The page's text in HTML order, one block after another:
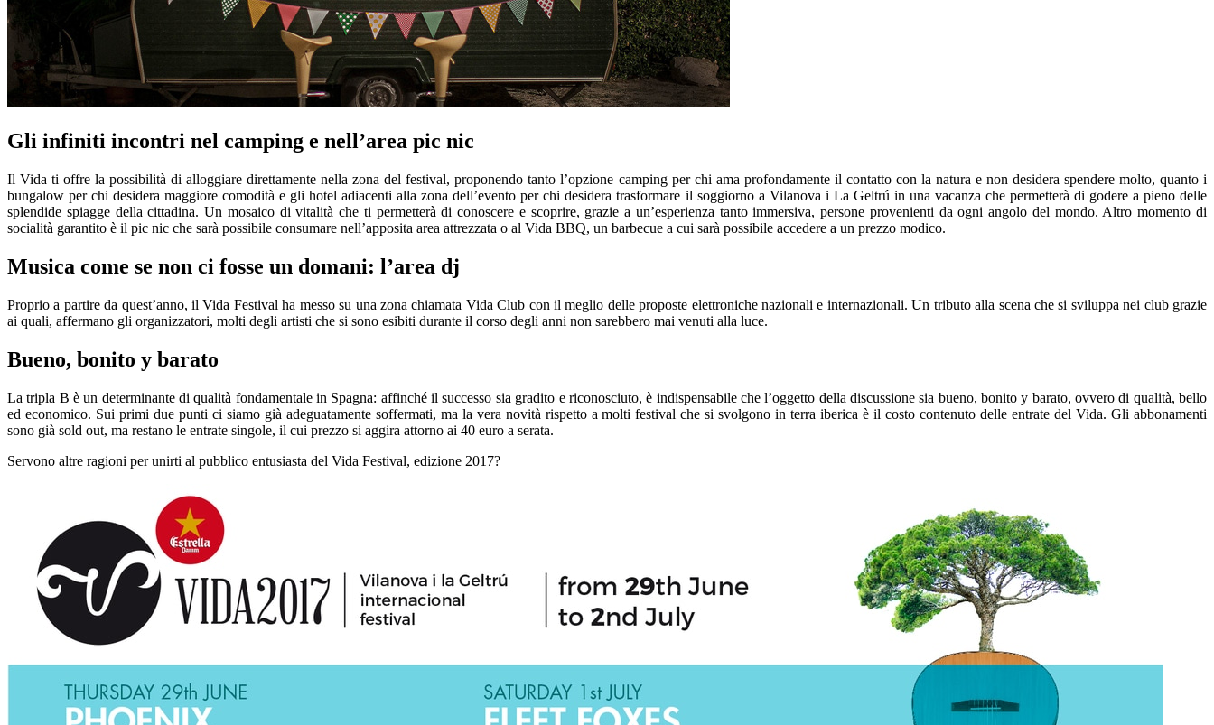
Gli infiniti incontri nel camping e nell’area pic nic
Il Vida ti offre la possibilità di alloggiare direttamente nella zona del festival, proponendo tanto l’opzione camping per chi ama profondamente il contatto con la natura e non desidera spendere molto, quanto i
bungalow per chi desidera maggiore comodità e gli hotel adiacenti alla zona dell’evento per chi desidera trasformare il soggiorno a Vilanova i La Geltrú in una vacanza che permetterà di godere a pieno delle
splendide spiagge della cittadina. Un mosaico di vitalità che ti permetterà di conoscere e scoprire, grazie a un’esperienza tanto immersiva, persone provenienti da ogni angolo del mondo. Altro momento di
socialità garantito è il pic nic che sarà possibile consumare nell’apposita area attrezzata o al Vida BBQ, un barbecue a cui sarà possibile accedere a un prezzo modico.
Musica come se non ci fosse un domani: l’area dj
Proprio a partire da quest’anno, il Vida Festival ha messo su una zona chiamata Vida Club con il meglio delle proposte elettroniche nazionali e internazionali. Un tributo alla scena che si sviluppa nei club grazie
ai quali, affermano gli organizzatori, molti degli artisti che si sono esibiti durante il corso degli anni non sarebbero mai venuti alla luce.
Bueno, bonito y barato
La tripla B è un determinante di qualità fondamentale in Spagna: affinché il successo sia gradito e riconosciuto, è indispensabile che l’oggetto della discussione sia bueno, bonito y barato, ovvero di qualità, bello
ed economico. Sui primi due punti ci siamo già adeguatamente soffermati, ma la vera novità rispetto a molti festival che si svolgono in terra iberica è il costo contenuto delle entrate del Vida. Gli abbonamenti
sono già sold out, ma restano le entrate singole, il cui prezzo si aggira attorno ai 40 euro a serata.
Servono altre ragioni per unirti al pubblico entusiasta del Vida Festival, edizione 2017?